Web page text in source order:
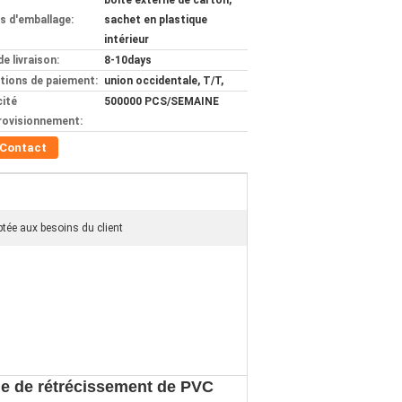
d'emballage:
sachet en plastique
intérieur
livraison:
8-10days
de paiement: union occidentale, T/T,
500000 PCS/SEMAINE
Contact
aux besoins du client
de rétrécissement de PVC